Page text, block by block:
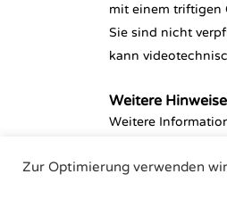
mit einem triftigen
Sie sind nicht
kann
Weitere Hinweise
Weitere
Zur Optimierung verwenden